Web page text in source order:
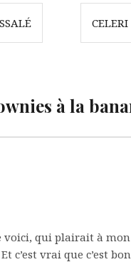
à la
qui plairait à
c’est vrai que c’est